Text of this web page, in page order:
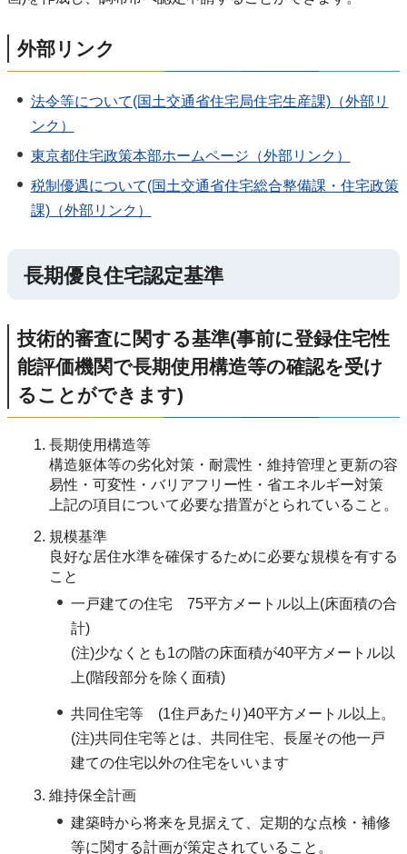
外部リンク
法令等について(国土交通省住宅局住宅生産課)（外部リ
ンク）
東京都住宅政策本部ホームページ（外部リンク）
税制優遇について(国土交通省住宅総合整備課・住宅政策
課)（外部リンク）
長期優良住宅認定基準
技術的審査に関する基準(事前に登録住宅性
能評価機関で長期使用構造等の確認を受け
ることができます)
長期使用構造等
構造躯体等の劣化対策・耐震性・維持管理と更新の容
易性・可変性・バリアフリー性・省エネルギー対策
上記の項目について必要な措置がとられていること。
規模基準
良好な居住水準を確保するために必要な規模を有する
こと
一戸建ての住宅 75平方メートル以上(床面積の合
計)
(注)少なくとも1の階の床面積が40平方メートル以
上(階段部分を除く面積)
共同住宅等 (1住戸あたり)40平方メートル以上。
(注)共同住宅等とは、共同住宅、長屋その他一戸
建ての住宅以外の住宅をいいます
維持保全計画
建築時から将来を見据えて、定期的な点検・補修
等に関する計画が策定されていること。